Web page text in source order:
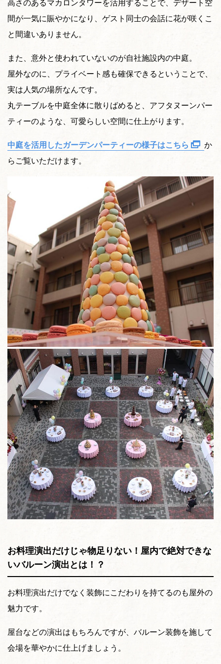
高さのあるマカロンタワーを活用することで、デザート空
間が一気に賑やかになり、ゲスト同士の会話に花が咲くこ
と間違いありません。
また、意外と使われていないのが自社施設内の中庭。
屋外なのに、プライベート感も確保できるということで、
実は人気の場所なんです。
丸テーブルを中庭全体に散りばめると、アフタヌーンパー
ティーのような、可愛らしい空間に仕上がります。
中庭を活用したガーデンパーティーの様子はこちら
か
らご覧いただけます。
お料理演出だけじゃ物足りない！屋内で絶対できな
いバルーン演出とは！？
お料理演出だけでなく装飾にこだわりを持てるのも屋外の
魅力です。
屋台などの演出はもちろんですが、バルーン装飾を施して
会場を華やかに仕上げましょう。